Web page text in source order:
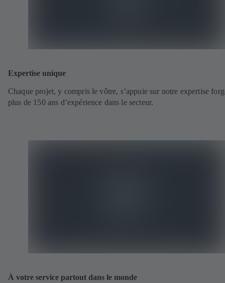
Expertise unique
Chaque projet, y compris le vôtre, s’appuie sur notre expertise
plus de 150 ans d’expérience dans le secteur.
À votre service partout dans le monde